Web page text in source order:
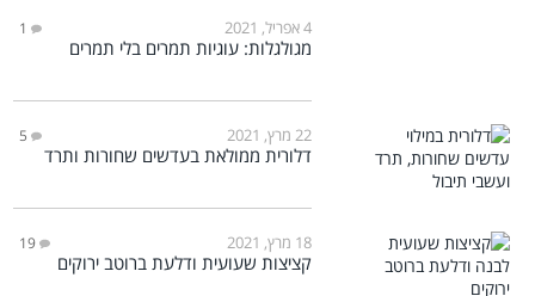
4 אפריל, 2021 1
מגולגלות: עוגיות תמרים בלי תמרים
22 מרץ, 2021 5
דלורית ממולאת בעדשים שחורות ותרד
18 מרץ, 2021 19
קציצות שעועית ודלעת ברוטב ירוקים